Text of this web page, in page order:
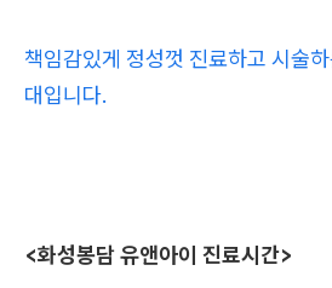
책임감있게 정성껏 진료하고 시술
대입니다.
<화성봉담 유앤아이 진료시간>